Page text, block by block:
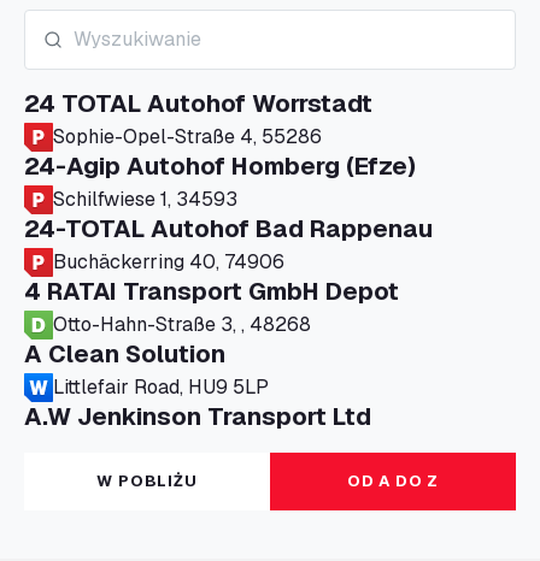
24 TOTAL Autohof Worrstadt
Sophie-Opel-Straße 4, 55286
24-Agip Autohof Homberg (Efze)
Schilfwiese 1, 34593
24-TOTAL Autohof Bad Rappenau
Buchäckerring 40, 74906
4 RATAI Transport GmbH Depot
Otto-Hahn-Straße 3, , 48268
A Clean Solution
Littlefair Road, HU9 5LP
A.W Jenkinson Transport Ltd
Progress House, ME11 5GA
A+G Nettetal - Depot Parking
Am Panneschopp 7, 41334
W POBLIŻU OD A DO Z